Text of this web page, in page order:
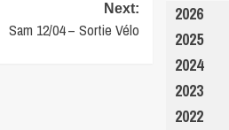
Next:
Sam 12/04 – Sortie Vélo
2026
2025
2024
2023
2022